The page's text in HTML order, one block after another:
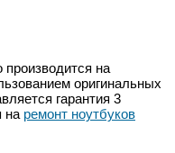
производится на
оригинальных
гарантия 3
на ремонт ноутбуков